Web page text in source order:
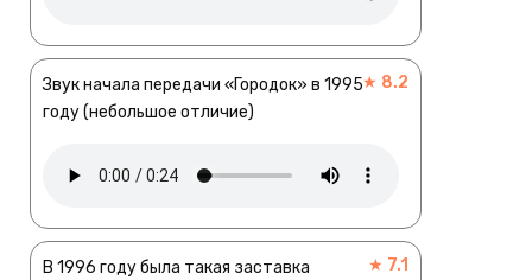
Звук начала передачи «Городок» в 1995
году (небольшое отличие)
★ 8.2
В 1996 году была такая заставка ★ 7.1